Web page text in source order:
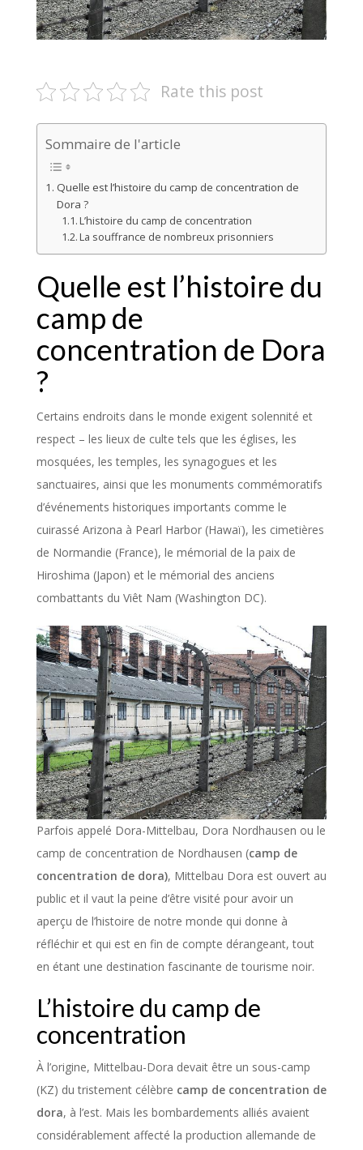
Rate this post
Sommaire de l'article
Quelle est l’histoire du camp de concentration de
Dora ?
L’histoire du camp de concentration
La souffrance de nombreux prisonniers
Quelle est l’histoire du
camp de
concentration de Dora
?
Certains endroits dans le monde exigent solennité et
respect – les lieux de culte tels que les églises, les
mosquées, les temples, les synagogues et les
sanctuaires, ainsi que les monuments commémoratifs
d’événements historiques importants comme le
cuirassé Arizona à Pearl Harbor (Hawaï), les cimetières
de Normandie (France), le mémorial de la paix de
Hiroshima (Japon) et le mémorial des anciens
combattants du Viêt Nam (Washington DC).
Parfois appelé Dora-Mittelbau, Dora Nordhausen ou le
camp de concentration de Nordhausen (camp de
concentration de dora), Mittelbau Dora est ouvert au
public et il vaut la peine d’être visité pour avoir un
aperçu de l’histoire de notre monde qui donne à
réfléchir et qui est en fin de compte dérangeant, tout
en étant une destination fascinante de tourisme noir.
L’histoire du camp de
concentration
À l’origine, Mittelbau-Dora devait être un sous-camp
(KZ) du tristement célèbre camp de concentration de
dora, à l’est. Mais les bombardements alliés avaient
considérablement affecté la production allemande de